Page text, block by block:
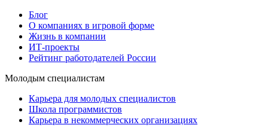
Блог
О компаниях в игровой форме
Жизнь в компании
ИТ-проекты
Рейтинг работодателей России
Молодым специалистам
Карьера для молодых специалистов
Школа программистов
Карьера в некоммерческих организациях